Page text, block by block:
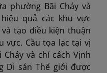
phường Bãi Cháy và
quả các khu vực
tạo điều kiện thuận
vực. Cầu tọa lạc tại vị
và chỉ cách Vịnh
Di sản Thế giới được